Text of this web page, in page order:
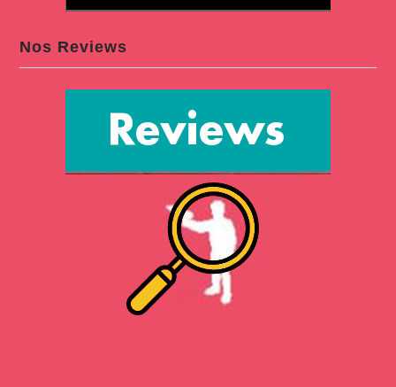
Nos Reviews